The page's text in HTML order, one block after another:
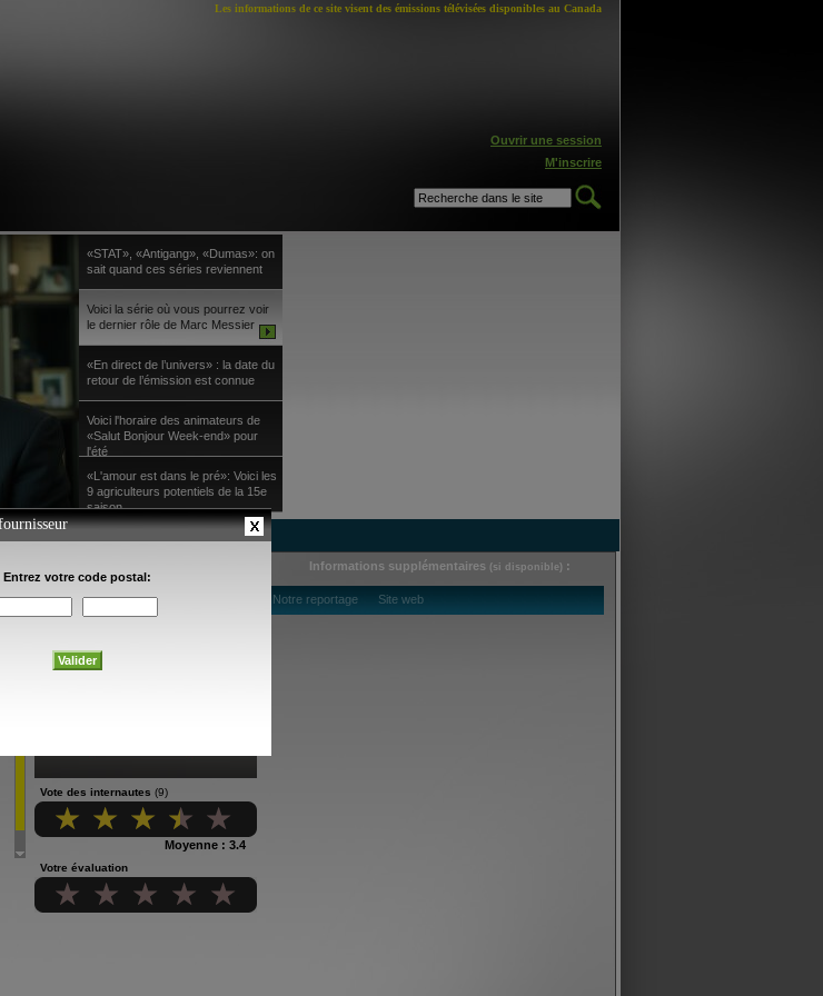
Les informations de ce site visent des émissions télévisées disponibles au Canada
Ouvrir une session
M'inscrire
«STAT», «Antigang», «Dumas»: on
sait quand ces séries reviennent
Voici la série où vous pourrez voir
le dernier rôle de Marc Messier
«En direct de l’univers» : la date du
retour de l’émission est connue
Voici l'horaire des animateurs de
«Salut Bonjour Week-end» pour
l'été
«L'amour est dans le pré»: Voici les
9 agriculteurs potentiels de la 15e
saison
Informations supplémentaires (si disponible) :
Notre reportage Site web
Vote des internautes (9)
Moyenne : 3.4
Votre évaluation